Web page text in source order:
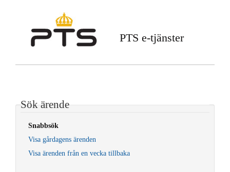
PTS e-tjänster
Sök ärende
Snabbsök
Visa gårdagens ärenden
Visa ärenden från en vecka tillbaka